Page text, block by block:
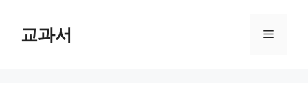
교과서 Menu